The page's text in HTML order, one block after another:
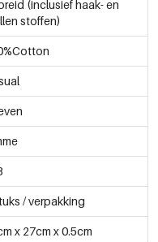
(inclusief haak- en
stoffen)
/ verpakking
x 27cm x 0.5cm